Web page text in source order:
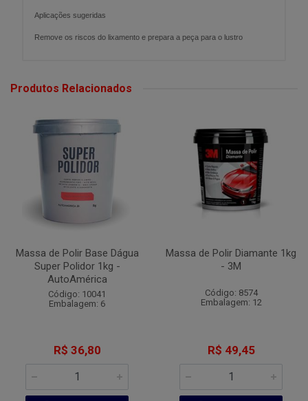
Aplicações sugeridas
Remove os riscos do lixamento e prepara a peça para o lustro
Produtos Relacionados
Massa de Polir Base Dágua
Super Polidor 1kg -
AutoAmérica
Código: 10041
Embalagem: 6
R$ 36,80
Massa de Polir Diamante 1kg
- 3M
Código: 8574
Embalagem: 12
R$ 49,45